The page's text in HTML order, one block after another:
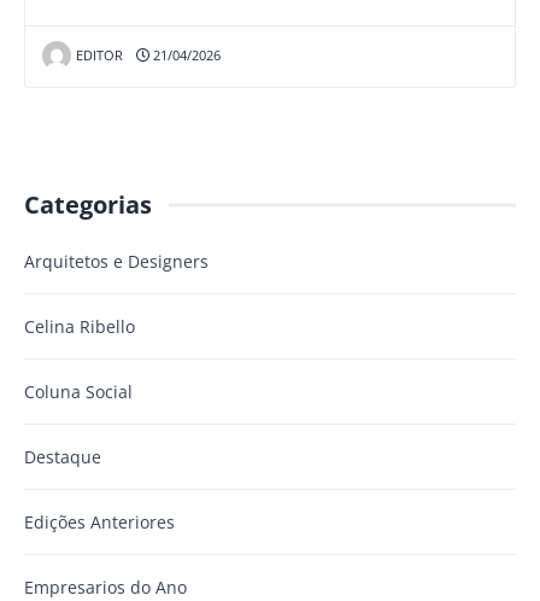
EDITOR 21/04/2026
Categorias
Arquitetos e Designers
Celina Ribello
Coluna Social
Destaque
Edições Anteriores
Empresarios do Ano